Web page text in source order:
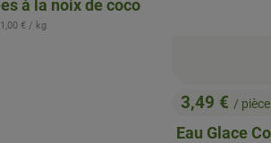
panier
à la noix de coco
de référence:
€ / kg
, Prix:
3,49 € / pièce
Eau Glace